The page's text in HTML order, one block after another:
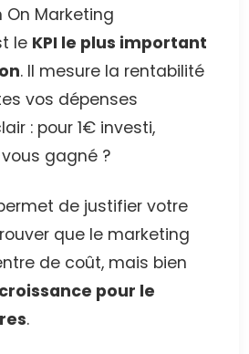
On Marketing
le KPI le plus important
. Il mesure la rentabilité
vos dépenses
: pour 1€ investi,
gagné ?
de justifier votre
que le marketing
de coût, mais bien
pour le
.